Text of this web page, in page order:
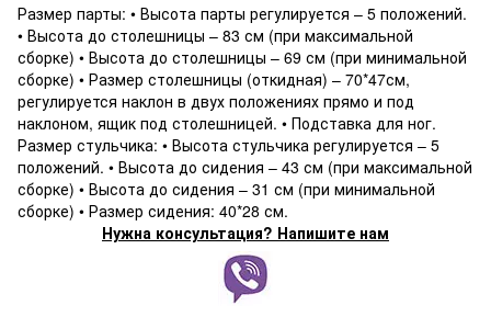
Размер парты: • Высота парты регулируется – 5 положений.
• Высота до столешницы – 83 см (при максимальной
сборке) • Высота до столешницы – 69 см (при минимальной
сборке) • Размер столешницы (откидная) – 70*47см,
регулируется наклон в двух положениях прямо и под
наклоном, ящик под столешницей. • Подставка для ног.
Размер стульчика: • Высота стульчика регулируется – 5
положений. • Высота до сидения – 43 см (при максимальной
сборке) • Высота до сидения – 31 см (при минимальной
сборке) • Размер сидения: 40*28 см.
Нужна консультация? Напишите нам